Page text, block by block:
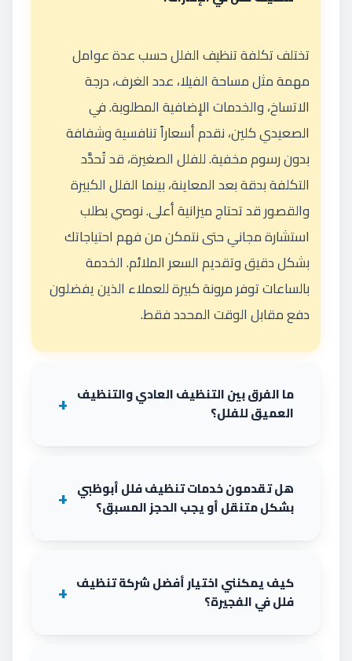
تختلف تكلفة تنظيف الفلل حسب عدة عوامل
مهمة مثل مساحة الفيلا، عدد الغرف، درجة
الاتساخ، والخدمات الإضافية المطلوبة. في
الصعيدي كلين، نقدم أسعاراً تنافسية وشفافة
بدون رسوم مخفية. للفلل الصغيرة، قد تُحدَّد
التكلفة بدقة بعد المعاينة، بينما الفلل الكبيرة
والقصور قد تحتاج ميزانية أعلى. نوصي بطلب
استشارة مجاني حتى نتمكن من فهم احتياجاتك
بشكل دقيق وتقديم السعر الملائم. الخدمة
بالساعات توفر مرونة كبيرة للعملاء الذين يفضلون
دفع مقابل الوقت المحدد فقط.
ما الفرق بين التنظيف العادي والتنظيف
العميق للفلل؟
هل تقدمون خدمات تنظيف فلل أبوظبي
بشكل متنقل أو يجب الحجز المسبق؟
كيف يمكنني اختيار أفضل شركة تنظيف
فلل في الفجيرة؟